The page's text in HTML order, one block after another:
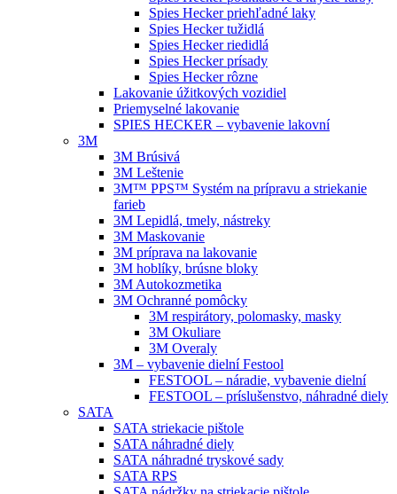
Spies Hecker priehľadné laky
Spies Hecker tužidlá
Spies Hecker riedidlá
Spies Hecker prísady
Spies Hecker rôzne
Lakovanie úžitkových vozidiel
Priemyselné lakovanie
SPIES HECKER – vybavenie lakovní
3M
3M Brúsivá
3M Leštenie
3M™ PPS™ Systém na prípravu a striekanie
farieb
3M Lepidlá, tmely, nástreky
3M Maskovanie
3M príprava na lakovanie
3M hoblíky, brúsne bloky
3M Autokozmetika
3M Ochranné pomôcky
3M respirátory, polomasky, masky
3M Okuliare
3M Overaly
3M – vybavenie dielní Festool
FESTOOL – náradie, vybavenie dielní
FESTOOL – príslušenstvo, náhradné diely
SATA
SATA striekacie pištole
SATA náhradné diely
SATA náhradné tryskové sady
SATA RPS